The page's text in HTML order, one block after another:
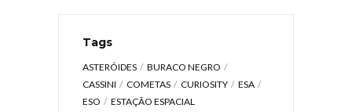
Tags
ASTERÓIDES
BURACO NEGRO
CASSINI
COMETAS CURIOSITY
ESA
ESO
ESTAÇÃO ESPACIAL